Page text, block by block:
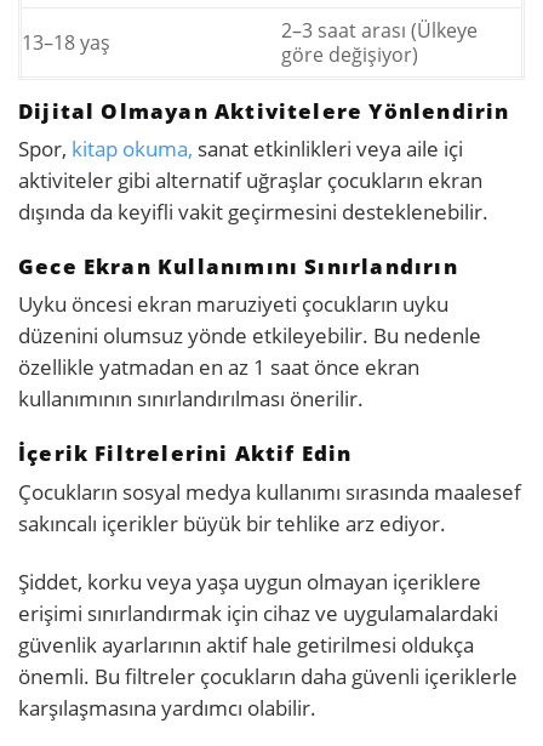
13–18 yaş
2–3 saat arası (Ülkeye
göre değişiyor)
Dijital Olmayan Aktivitelere Yönlendirin
Spor, kitap okuma, sanat etkinlikleri veya aile içi
aktiviteler gibi alternatif uğraşlar çocukların ekran
dışında da keyifli vakit geçirmesini desteklenebilir.
Gece Ekran Kullanımını Sınırlandırın
Uyku öncesi ekran maruziyeti çocukların uyku
düzenini olumsuz yönde etkileyebilir. Bu nedenle
özellikle yatmadan en az 1 saat önce ekran
kullanımının sınırlandırılması önerilir.
İçerik Filtrelerini Aktif Edin
Çocukların sosyal medya kullanımı sırasında maalesef
sakıncalı içerikler büyük bir tehlike arz ediyor.
Şiddet, korku veya yaşa uygun olmayan içeriklere
erişimi sınırlandırmak için cihaz ve uygulamalardaki
güvenlik ayarlarının aktif hale getirilmesi oldukça
önemli. Bu filtreler çocukların daha güvenli içeriklerle
karşılaşmasına yardımcı olabilir.